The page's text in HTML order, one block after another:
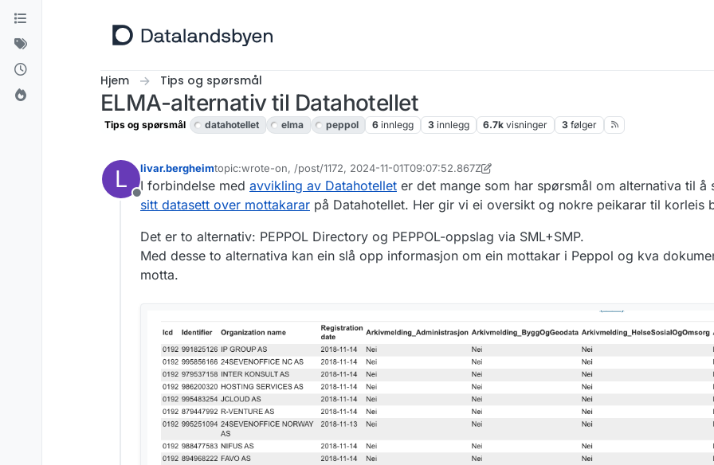
Hopp til innhold
Hjem Tips og spørsmål
ELMA-alternativ til Datahotellet
Tips og spørsmål datahotellet elma peppol 6 innlegg 3 innlegg 6.7k visninger 3 følger
L
Frakoblet
livar.bergheimtopic:wrote-on, /post/1172, 2024-11-01T09:07:52.867Z
Sist endret av livar.bergheim11. jan. 2024, 09:10
I forbindelse med avvikling av Datahotellet er det mange som har spørsmål om alternativa til
sitt datasett over mottakarar på Datahotellet. Her gir vi ei oversikt og nokre peikarar til korleis
Det er to alternativ: PEPPOL Directory og PEPPOL-oppslag via SML+SMP.
Med desse to alternativa kan ein slå opp informasjon om ein mottakar i Peppol og kva
motta.